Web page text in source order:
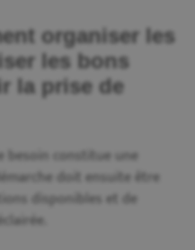
organiser les
les bons
la prise de
besoin constitue une
doit ensuite être
disponibles et de